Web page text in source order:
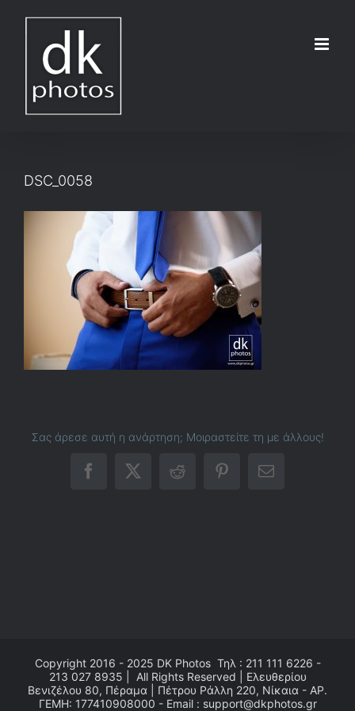
DSC_0058
Σας άρεσε αυτή η ανάρτηση; Μοιραστείτε τη με άλλους!
Facebook
X RedditPinterestEmail
Copyright 2016 - 2025 DK PhotosΤηλ : 211 111 6226 -
213 027 8935 | All Rights Reserved | Ελευθερίου
Βενιζέλου 80, Πέραμα | Πέτρου Ράλλη 220, Νίκαια - ΑΡ.
ΓΕΜΗ: 177410908000 - Email : support@dkphotos.gr